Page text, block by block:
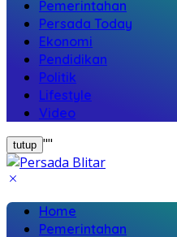
Pemerintahan
Persada Today
Ekonomi
Pendidikan
Politik
Lifestyle
Video
tutup ""
Home
Pemerintahan